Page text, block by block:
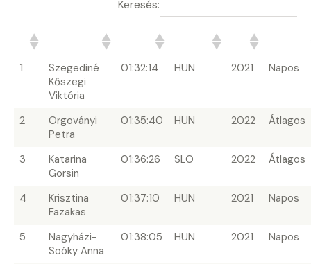
Keresés:
1
Szegediné
Kőszegi
Viktória
01:32:14 HUN 2021 Napos
2
Orgoványi
Petra
01:35:40 HUN 2022 Átlagos
3
Katarina
Gorsin
01:36:26 SLO 2022 Átlagos
4
Krisztina
Fazakas
01:37:10 HUN 2021 Napos
5
Nagyházi-
Soóky Anna
01:38:05 HUN 2021 Napos